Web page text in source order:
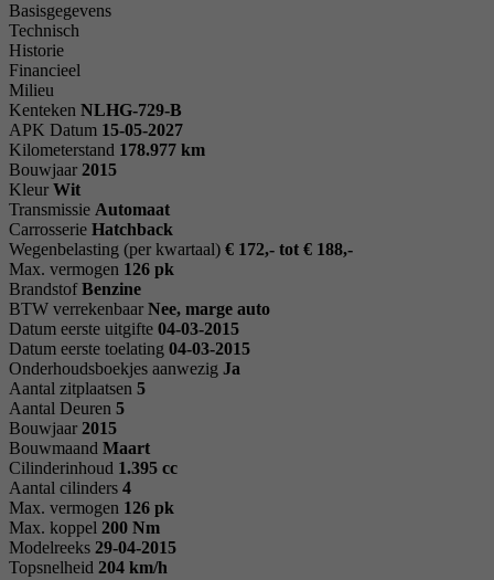
Basisgegevens
Technisch
Historie
Financieel
Milieu
Kenteken NLHG-729-B
APK Datum 15-05-2027
Kilometerstand 178.977 km
Bouwjaar 2015
Kleur Wit
Transmissie Automaat
Carrosserie Hatchback
Wegenbelasting (per kwartaal) € 172,- tot € 188,-
Max. vermogen 126 pk
Brandstof Benzine
BTW verrekenbaar Nee, marge auto
Datum eerste uitgifte 04-03-2015
Datum eerste toelating 04-03-2015
Onderhoudsboekjes aanwezig Ja
Aantal zitplaatsen 5
Aantal Deuren 5
Bouwjaar 2015
Bouwmaand Maart
Cilinderinhoud 1.395 cc
Aantal cilinders 4
Max. vermogen 126 pk
Max. koppel 200 Nm
Modelreeks 29-04-2015
Topsnelheid 204 km/h